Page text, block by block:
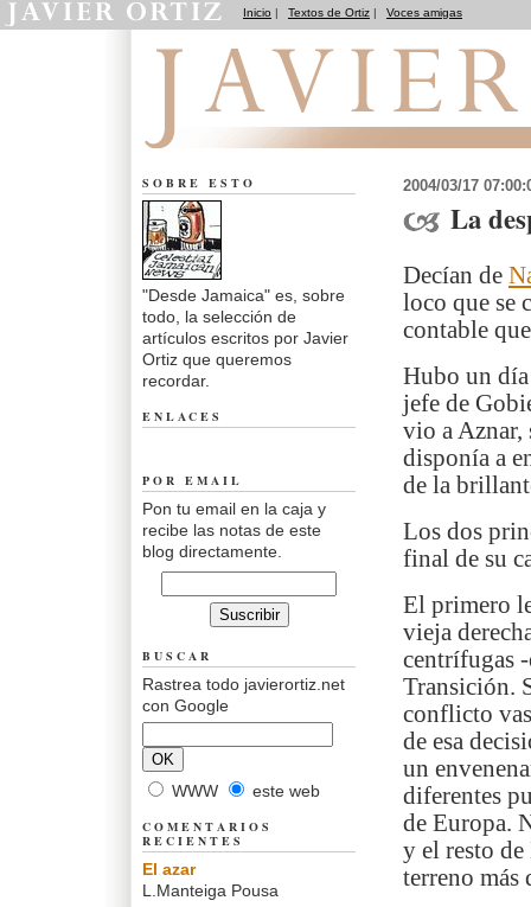
Inicio | Textos de Ortiz | Voces amigas
2004/03/17
La
Decían de
loco que se
contable
Hubo un
jefe de
vio a Aznar,
disponía a
de la
Los dos
final de su
El primero
vieja
centrífugas
Transición.
conflicto
de esa
un
diferentes
de Europa.
y el resto
terreno más
SOBRE ESTO
"Desde Jamaica" es, sobre
todo, la selección de
artículos escritos por Javier
Ortiz que queremos
recordar.
ENLACES
POR EMAIL
Pon tu email en la caja y
recibe las notas de este
blog directamente.
BUSCAR
Rastrea todo javierortiz.net
con Google
WWW este web
COMENTARIOS
RECIENTES
El azar
L.Manteiga Pousa